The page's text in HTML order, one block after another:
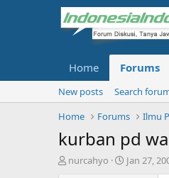
Home Forums
New posts
Search
Home
Forums Ilmu
kurban pd
T
nurcahyo
S
Jan 27,